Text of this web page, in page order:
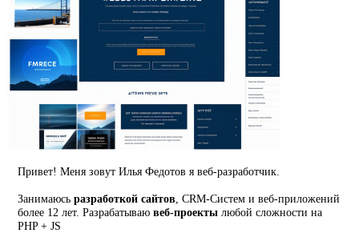
Привет! Меня зовут Илья Федотов я веб-разработчик.
Занимаюсьразработкой сайтов , CRM-Систем и веб-приложений
более 12 лет. Разрабатываювеб-проекты любой сложности на
PHP + JS